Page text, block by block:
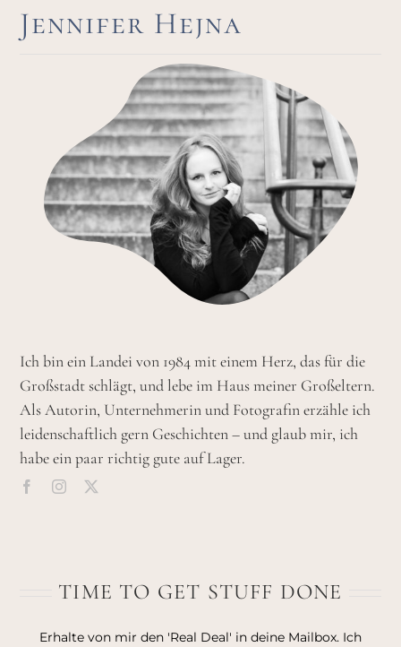
Jennifer Hejna
Ich bin ein Landei von 1984 mit einem Herz, das für die
Großstadt schlägt, und lebe im Haus meiner Großeltern.
Als Autorin, Unternehmerin und Fotografin erzähle ich
leidenschaftlich gern Geschichten – und glaub mir, ich
habe ein paar richtig gute auf Lager.
TIME TO GET STUFF DONE
Erhalte von mir den 'Real Deal' in deine Mailbox. Ich